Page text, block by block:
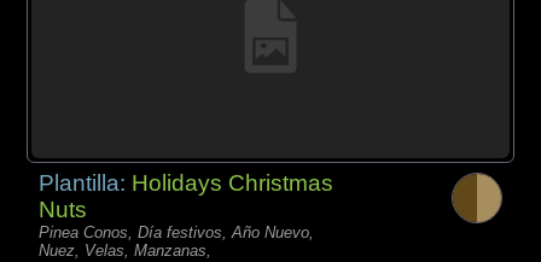
Plantilla: Holidays Christmas
Nuts
Pinea Conos, Día festivos, Año Nuevo,
Nuez, Velas, Manzanas,